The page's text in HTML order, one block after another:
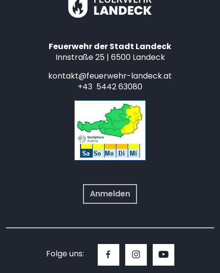
Feuerwehr der Stadt Landeck
Innstraße 25 | 6500 Landeck
kontakt@feuerwehr-landeck.at
+43 5442 63080
Anmelden
Folge uns: